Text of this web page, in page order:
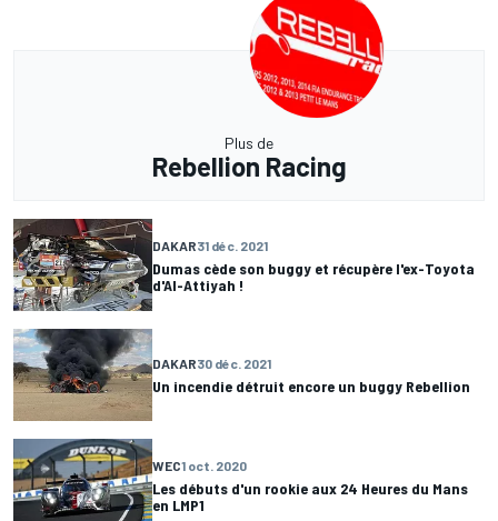
Plus de
Rebellion Racing
DAKAR31 déc. 2021
Dumas cède son buggy et récupère l'ex-Toyota
d'Al-Attiyah !
DAKAR30 déc. 2021
Un incendie détruit encore un buggy Rebellion
WEC1 oct. 2020
Les débuts d'un rookie aux 24 Heures du Mans
en LMP1